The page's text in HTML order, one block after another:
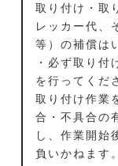
取り付け・取
レッカー代、
等）の補償は
・必ず取り付
を行ってくだ
取り付け作業
合・不具合の
し、作業開始
負いかねます。